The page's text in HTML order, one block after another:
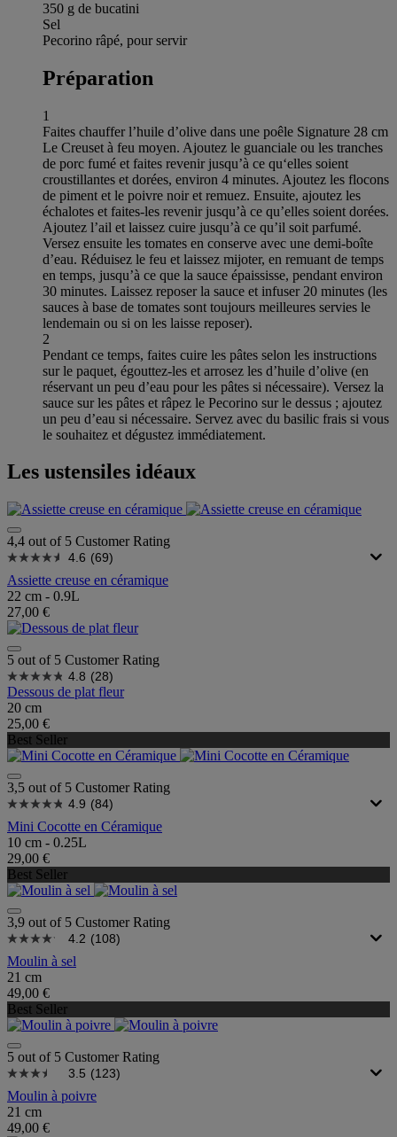
350 g de bucatini
Sel
Pecorino râpé, pour servir
Préparation
1
Faites chauffer l’huile d’olive dans une poêle Signature 28 cm
Le Creuset à feu moyen. Ajoutez le guanciale ou les tranches
de porc fumé et faites revenir jusqu’à ce qu‘elles soient
croustillantes et dorées, environ 4 minutes. Ajoutez les flocons
de piment et le poivre noir et remuez. Ensuite, ajoutez les
échalotes et faites-les revenir jusqu’à ce qu’elles soient dorées.
Ajoutez l’ail et laissez cuire jusqu’à ce qu’il soit parfumé.
Versez ensuite les tomates en conserve avec une demi-boîte
d’eau. Réduisez le feu et laissez mijoter, en remuant de temps
en temps, jusqu’à ce que la sauce épaississe, pendant environ
30 minutes. Laissez reposer la sauce et infuser 20 minutes (les
sauces à base de tomates sont toujours meilleures servies le
lendemain ou si on les laisse reposer).
2
Pendant ce temps, faites cuire les pâtes selon les instructions
sur le paquet, égouttez-les et arrosez les d’huile d’olive (en
réservant un peu d’eau pour les pâtes si nécessaire). Versez la
sauce sur les pâtes et râpez le Pecorino sur le dessus ; ajoutez
un peu d’eau si nécessaire. Servez avec du basilic frais si vous
le souhaitez et dégustez immédiatement.
Les ustensiles idéaux
4,4 out of 5 Customer Rating
4.6 (69)
Assiette creuse en céramique
22 cm - 0.9L
27,00 €
5 out of 5 Customer Rating
4.8 (28)
Dessous de plat fleur
20 cm
25,00 €
Best Seller
3,5 out of 5 Customer Rating
4.9 (84)
Mini Cocotte en Céramique
10 cm - 0.25L
29,00 €
Best Seller
3,9 out of 5 Customer Rating
4.2 (108)
Moulin à sel
21 cm
49,00 €
Best Seller
5 out of 5 Customer Rating
3.5 (123)
Moulin à poivre
21 cm
49,00 €